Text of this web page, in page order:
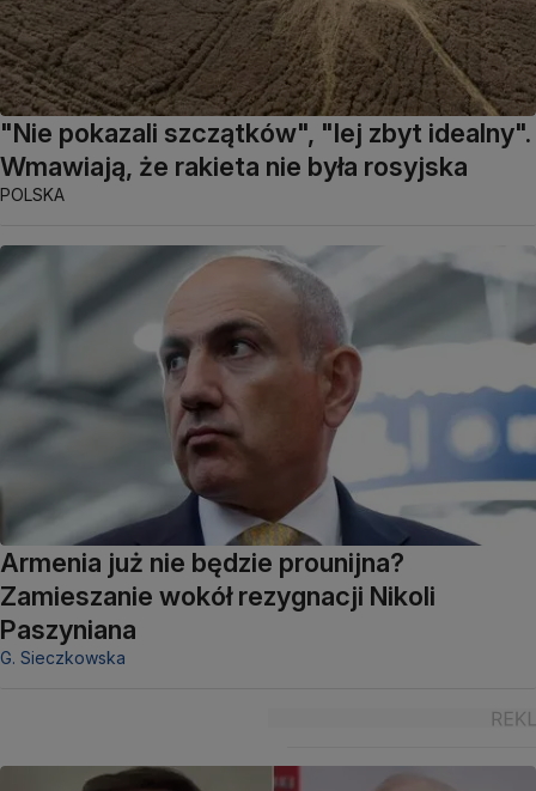
"Nie pokazali szczątków", "lej zbyt idealny".
Wmawiają, że rakieta nie była rosyjska
POLSKA
Armenia już nie będzie prounijna?
Zamieszanie wokół rezygnacji Nikoli
Paszyniana
G. Sieczkowska